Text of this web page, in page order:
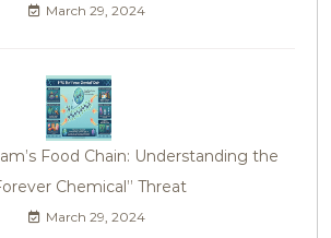
March 29, 2024
Food Chain: Understanding the
Chemical” Threat
March 29, 2024